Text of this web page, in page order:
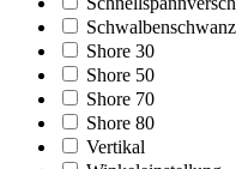
Schwalbenschwanz
Shore 30
Shore 50
Shore 70
Shore 80
Vertikal